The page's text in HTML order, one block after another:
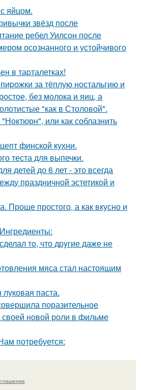
яйцом.
звёзд после
ребел Уилсон после
осознанного и устойчивого
в таpталетках!
за тёплую ностальгию и
без молока и яиц, а
"как в Столовой".
или как соблазнить
финской кухни.
теста для выпечки.
детей до 6 лет - это всегда
праздничной эстетикой и
Проще простого, а как вкусно и
тo, чтo дpyгие даже не
мяса стал настоящим
паста.
поразительное
новой роли в фильме
потребуется: